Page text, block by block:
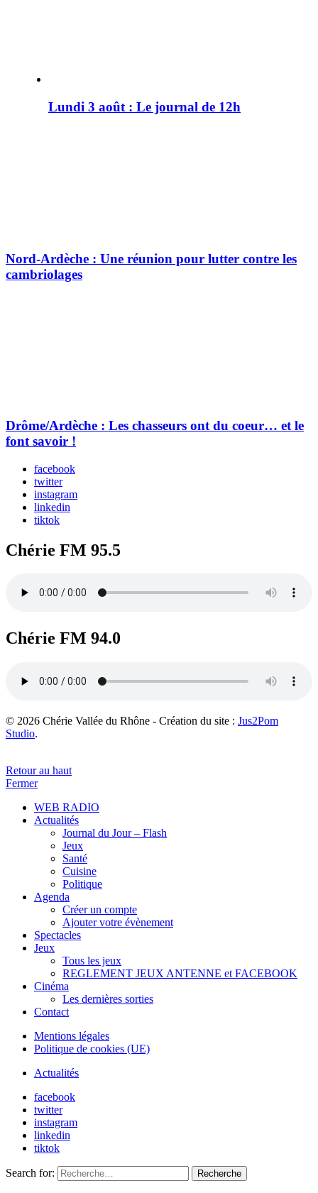
Lundi 3 août : Le journal de 12h
Nord-Ardèche : Une réunion pour lutter contre les
cambriolages
Drôme/Ardèche : Les chasseurs ont du coeur… et le
font savoir !
facebook
twitter
instagram
linkedin
tiktok
Chérie FM 95.5
Chérie FM 94.0
© 2026 Chérie Vallée du Rhône - Création du site : Jus2Pom
Studio.
Retour au haut
Fermer
WEB RADIO
Actualités
Journal du Jour – Flash
Jeux
Santé
Cuisine
Politique
Agenda
Créer un compte
Ajouter votre évènement
Spectacles
Jeux
Tous les jeux
REGLEMENT JEUX ANTENNE et FACEBOOK
Cinéma
Les dernières sorties
Contact
Mentions légales
Politique de cookies (UE)
Actualités
facebook
twitter
instagram
linkedin
tiktok
Search for: Recherche